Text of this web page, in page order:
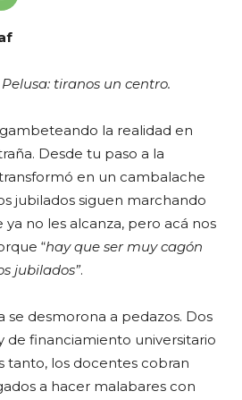
tiranos un centro.
la realidad en
Desde tu paso a la
en un cambalache
jubilados siguen marchando
no les alcanza, pero acá nos
“hay que ser muy cagón
jubilados”.
se desmorona a pedazos. Dos
de financiamiento universitario
tanto, los docentes cobran
a hacer malabares con